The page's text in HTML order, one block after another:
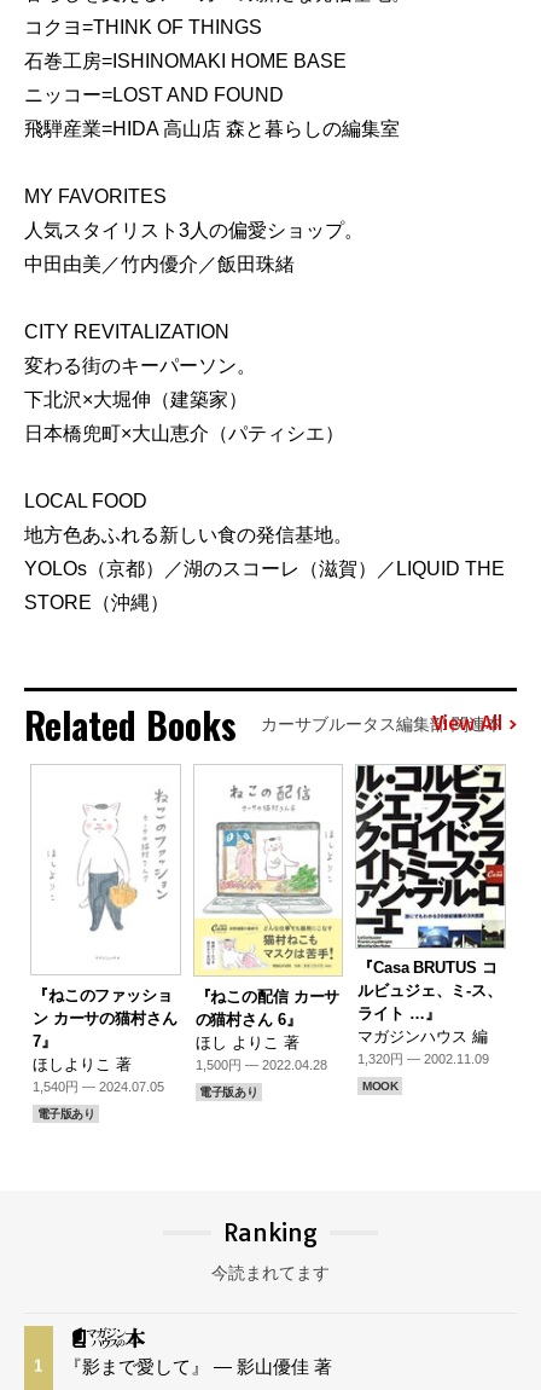
コクヨ=THINK OF THINGS
石巻工房=ISHINOMAKI HOME BASE
ニッコー=LOST AND FOUND
飛騨産業=HIDA 高山店 森と暮らしの編集室
MY FAVORITES
人気スタイリスト3人の偏愛ショップ。
中田由美／竹内優介／飯田珠緒
CITY REVITALIZATION
変わる街のキーパーソン。
下北沢×大堀伸（建築家）
日本橋兜町×大山恵介（パティシエ）
LOCAL FOOD
地方色あふれる新しい食の発信基地。
YOLOs（京都）／湖のスコーレ（滋賀）／LIQUID THE
STORE（沖縄）
Related Books カーサブルータス編集部 関連本
View All
『ねこのファッショ
ン カーサの猫村さん
7』
ほしよりこ 著
1,540円 — 2024.07.05
電子版あり
『ねこの配信 カーサ
の猫村さん 6』
ほし よりこ 著
1,500円 — 2022.04.28
電子版あり
『Casa BRUTUS コ
ルビュジェ、ミ-ス、
ライト …』
マガジンハウス 編
1,320円 — 2002.11.09
MOOK
Ranking
今読まれてます
1 『影まで愛して』 — 影山優佳 著